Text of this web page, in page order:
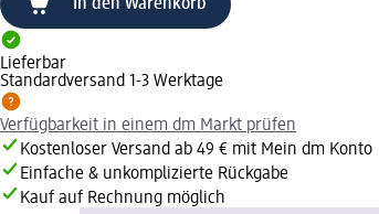
In den Warenkorb
Lieferbar
Standardversand 1-3 Werktage
Verfügbarkeit in einem dm Markt prüfen
Kostenloser Versand ab 49 € mit Mein dm Konto
Einfache & unkomplizierte Rückgabe
Kauf auf Rechnung möglich